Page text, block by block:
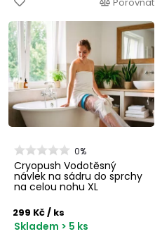
0%
Cryopush Vodotěsný
návlek na sádru do sprchy
na celou nohu XL
299 Kč/ ks
Skladem > 5 ks